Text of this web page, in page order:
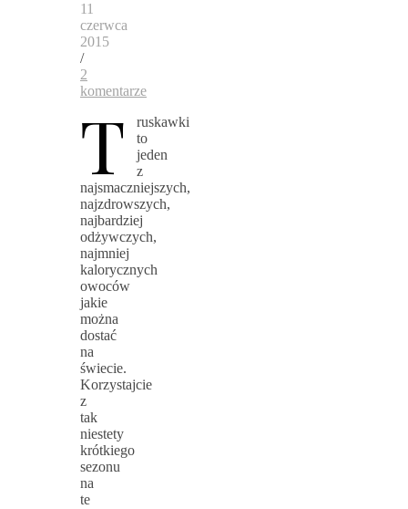
11
czerwca
2015
/
2
komentarze
T
ruskawki
to
jeden
z
najsmaczniejszych,
najzdrowszych,
najbardziej
odżywczych,
najmniej
kalorycznych
owoców
jakie
można
dostać
na
świecie.
Korzystajcie
z
tak
niestety
krótkiego
sezonu
na
te